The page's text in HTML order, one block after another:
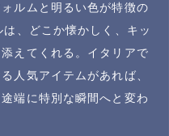
ルムと明るい色が特徴の
、どこか懐かしく、キッ
えてくれる。イタリアで
人気アイテムがあれば、
端に特別な瞬間へと変わ